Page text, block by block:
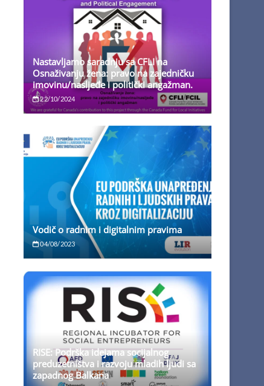
Nastavljamo saradnju sa CFLI na
Osnaživanju žena: pravo na zajedničku
imovinu/nasljeđe i politički angažman.
22/10/2024
Vodič o radnim i digitalnim pravima
04/08/2023
RISE: Podrška idejama socijalnog
preduzetništva i razvoju mladih ljudi sa
zapadnog Balkana